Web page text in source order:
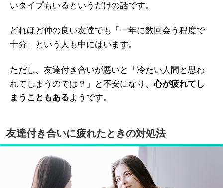
いタイプもいるというだけの話です。
どれほど仲の良い友達でも「一年に数回会う程度で
十分」という人も中にはいます。
ただし、友達付き合いが悪いと「冷たい人間と思わ
れてしまうのでは？」と不安になり、心が疲れてし
まうこともあるようです。
友達付き合いに疲れたときの対処法